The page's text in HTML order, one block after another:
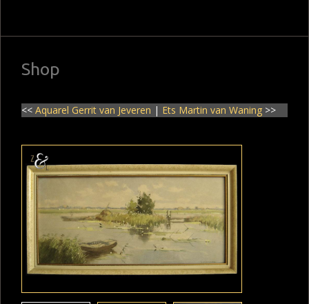
Shop
<< Aquarel Gerrit van Jeveren | Ets Martin van Waning >>